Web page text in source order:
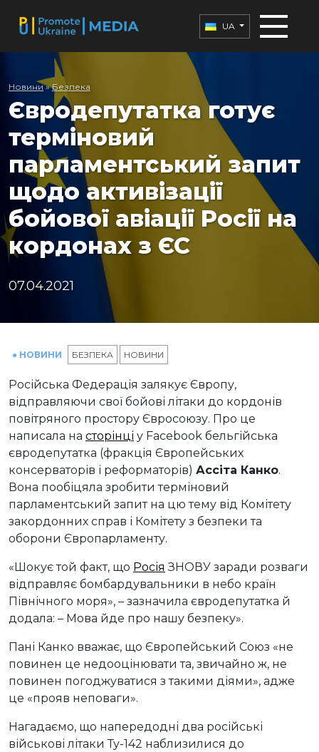
UA
Новини » Безпека
Євродепутатка готує
терміновий
парламентський запит
щодо активізації
бойової авіації Росії на
кордонах з ЄС
07.04.2021
● НОВИНИ БЕЗПЕКА НОВИНИ
Російська Федерація залякує Європу,
відправляючи свої бойові літаки до кордонів
повітряного простору Євросоюзу. Про це
написала на сторінці у Facebook бельгійська
євродепутатка (фракція Європейських
консерваторів і реформаторів) Ассіта Канко.
Вона пообіцяла зробити терміновий
парламентський запит на цю тему від Комітету
закордонних справ і Комітету з безпеки та
оборони Європарламенту.
«Шокує той факт, що Росія ЗНОВУ заради розваги
відправляє бомбардувальники в небо країн
Північного моря», – зазначила євродепутатка й
додала: – Мова йде про нашу безпеку».
Пані Канко вважає, що Європейський Союз «не
повинен це недооцінювати та, звичайно ж, не
повинен погоджуватися з такими діями», адже
це «прояв неповаги».
Нагадаємо, що напередодні два російські
військові літаки Ту-142 наблизилися до